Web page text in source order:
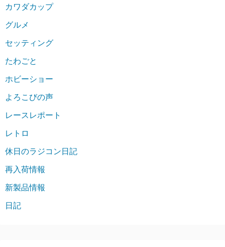
カワダカップ
グルメ
セッティング
たわごと
ホビーショー
よろこびの声
レースレポート
レトロ
休日のラジコン日記
再入荷情報
新製品情報
日記